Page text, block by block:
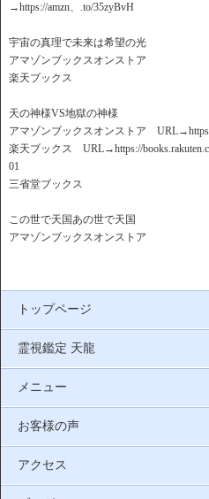
→https://amzn、.to/35zyBvH
宇宙の真理で未来は希望の光
アマゾンブックスオンストア
楽天ブックス
天の神様VS地獄の神様
アマゾンブックスオンストア
楽天ブックス URL→https://
01
三省堂ブックス
この世で天国あの世で天国
アマゾンブックスオンストア
トップページ
霊視鑑定 天龍
メニュー
お客様の声
アクセス